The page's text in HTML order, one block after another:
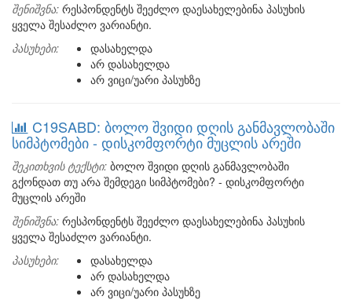
შენიშვნა: რესპონდენტს შეეძლო დაესახელებინა პასუხის
ყველა შესაძლო ვარიანტი.
პასუხები:
დასახელდა
არ დასახელდა
არ ვიცი/უარი პასუხზე
C19SABD: ბოლო შვიდი დღის განმავლობაში
სიმპტომები - დისკომფორტი მუცლის არეში
შეკითხვის ტექსტი: ბოლო შვიდი დღის განმავლობაში
გქონდათ თუ არა შემდეგი სიმპტომები? - დისკომფორტი
მუცლის არეში
შენიშვნა: რესპონდენტს შეეძლო დაესახელებინა პასუხის
ყველა შესაძლო ვარიანტი.
პასუხები:
დასახელდა
არ დასახელდა
არ ვიცი/უარი პასუხზე